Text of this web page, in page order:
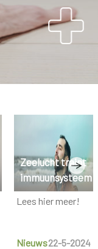
Zeelucht traint
immuunsysteem
Lees hier meer!
Nieuws22-5-2024